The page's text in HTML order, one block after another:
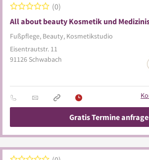
All about beauty Kosmetik und
Fußpflege, Beauty, Kosmetikstudio
0
Eisentrautstr. 11
91126 Schwabach
Gratis Termine